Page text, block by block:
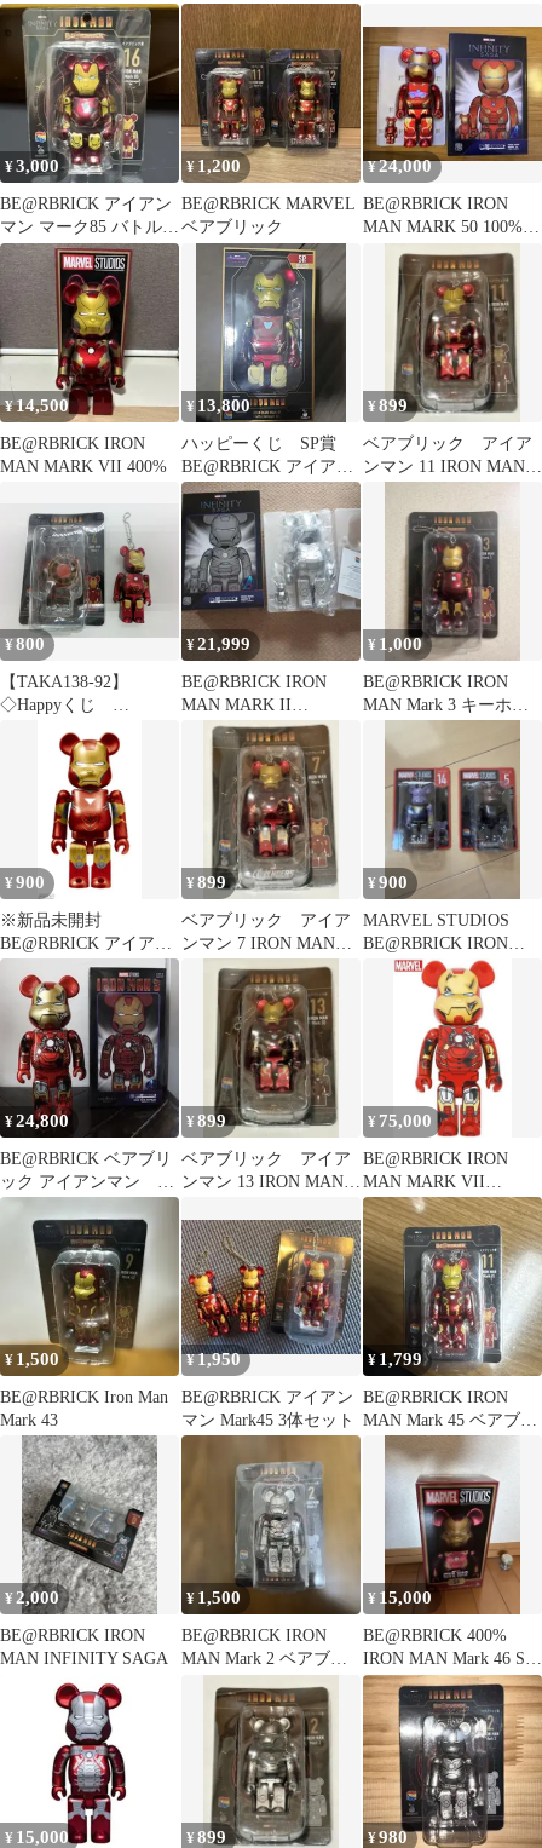
マン
¥3,000
BE@RBRICK アイアン
マン マーク85 バトルダ
メージ
¥ 1,200
BE@RBRICK MARVEL
ベアブリック
¥24,000
BE@RBRICK IRON
MAN MARK 50 100% &
400%
¥14,500
BE@RBRICK IRON
MAN MARK VII 400%
¥ 13,800
ハッピーくじ SP賞
BE@RBRICK アイアン
マン 未開封
¥899
ベアブリック アイア
ンマン 11 IRON MAN
¥800
【TAKA138-92】
◇Happyくじ
Infinity SAGA『IRON
MAN』 ベアブリック
賞 NO.4 アイアンマン
マーク4 フィギュア
¥21,999
BE@RBRICK IRON
MAN MARK II
100%&400%
¥ 1,000
BE@RBRICK IRON
MAN Mark 3 キーホル
¥900
※新品未開封
BE@RBRICK アイアン
マン Mark 6 ベアブリッ
ク賞
¥899
ベアブリック アイア
ンマン 7 IRON MAN
Mark7 ハッピーくじ
¥900
MARVEL STUDIOS
BE@RBRICK IRON
MAN Mark 3
¥24,800
BE@RBRICK ベアブリ
ック アイアンマン
400%
¥899
ベアブリック アイア
ンマン 13 IRON MAN
¥ 75,000
BE@RBRICK IRON
MAN MARK VII
DAMAGE 1000%
¥ 1,500
BE@RBRICK Iron Man
Mark 43
¥1,950
BE@RBRICK アイアン
マン Mark45 3体セット
¥ 1,799
BE@RBRICK IRON
MAN Mark 45 ベアブリ
¥2,000
BE@RBRICK IRON
MAN INFINITY SAGA
¥ 1,500
BE@RBRICK IRON
MAN Mark 2 ベアブリ
¥ 15,000
BE@RBRICK 400%
IRON MAN Mark 46 SP
賞
¥ 15,000 ¥899 ¥980